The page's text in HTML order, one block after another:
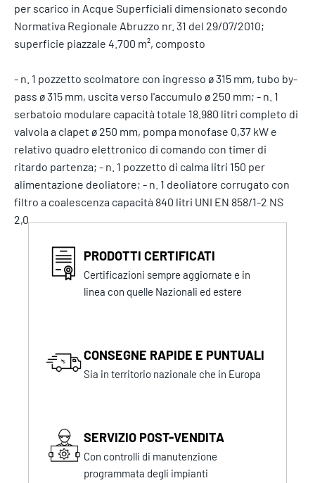
per scarico in Acque Superficiali dimensionato secondo
Normativa Regionale Abruzzo nr. 31 del 29/07/2010;
superficie piazzale 4.700 m², composto
- n. 1 pozzetto scolmatore con ingresso ø 315 mm, tubo by-
pass ø 315 mm, uscita verso l'accumulo ø 250 mm; - n. 1
serbatoio modulare capacità totale 18.980 litri completo di
valvola a clapet ø 250 mm, pompa monofase 0,37 kW e
relativo quadro elettronico di comando con timer di
ritardo partenza; - n. 1 pozzetto di calma litri 150 per
alimentazione deoliatore; - n. 1 deoliatore corrugato con
filtro a coalescenza capacità 840 litri UNI EN 858/1-2 NS
2,0.
PRODOTTI CERTIFICATI
Certificazioni sempre aggiornate e in
linea con quelle Nazionali ed estere
CONSEGNE RAPIDE E PUNTUALI
Sia in territorio nazionale che in Europa
SERVIZIO POST-VENDITA
Con controlli di manutenzione
programmata degli impianti